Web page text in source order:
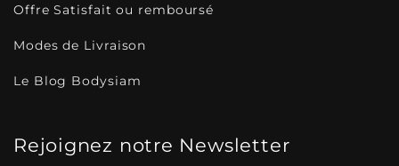
Offre Satisfait ou remboursé
Modes de Livraison
Le Blog Bodysiam
Rejoignez notre Newsletter